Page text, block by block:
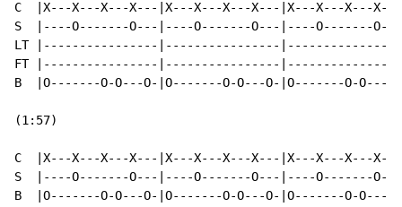
C  |X---X---X---X---|X---X---X---X---|X---X---X---
S  |----O-------O---|----O-------O---|----O-------O---
LT |----------------|----------------|----------------
FT |----------------|----------------|----------------
B  |O-------O-O---O-|O-------O-O---O-|O-------O-
(1:57)
C  |X---X---X---X---|X---X---X---X---|X---X---X---
S  |----O-------O---|----O-------O---|----O-------
B  |O-------O-O---O-|O-------O-O---O-|O-------O-O---